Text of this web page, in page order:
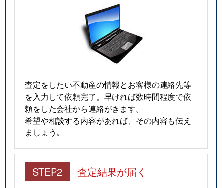
査定をしたい不動産の情報とお客様の連絡先等
を入力して依頼完了。早ければ数時間程度で依
頼をした会社から連絡がきます。
希望や相談する内容があれば、その内容も伝え
ましょう。
STEP2 査定結果が届く